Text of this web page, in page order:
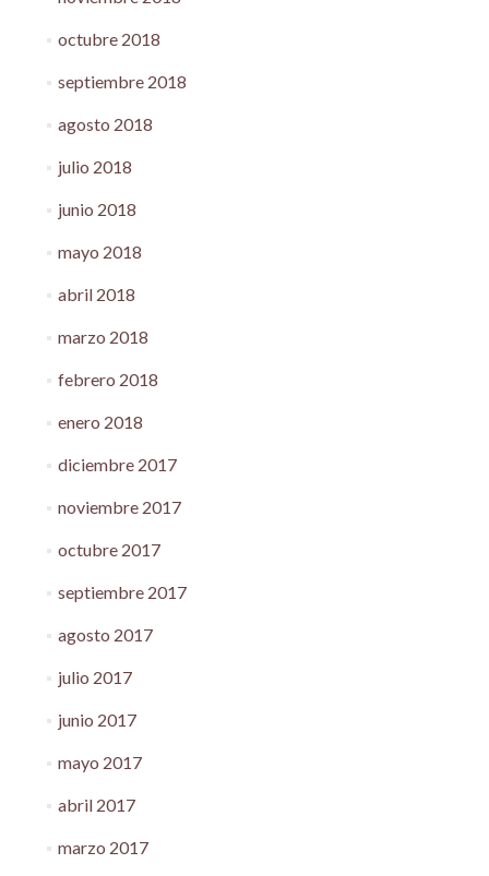
octubre 2018
septiembre 2018
agosto 2018
julio 2018
junio 2018
mayo 2018
abril 2018
marzo 2018
febrero 2018
enero 2018
diciembre 2017
noviembre 2017
octubre 2017
septiembre 2017
agosto 2017
julio 2017
junio 2017
mayo 2017
abril 2017
marzo 2017